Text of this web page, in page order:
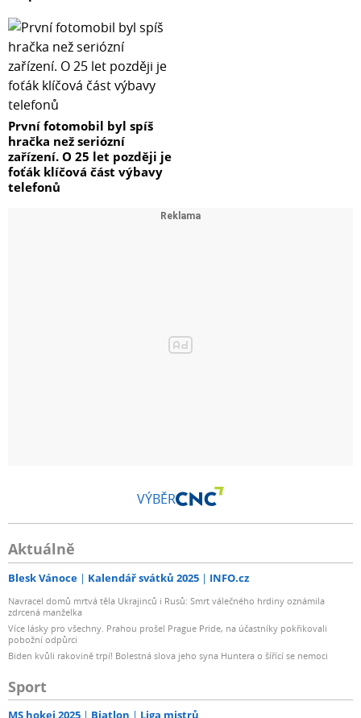
První fotomobil byl spíš
hračka než seriózní
zařízení. O 25 let později je
foťák klíčová část výbavy
telefonů
VÝBĚR
Aktuálně
Blesk Vánoce Kalendář svátků 2025 INFO.cz
Navracel domů mrtvá těla Ukrajinců i Rusů: Smrt válečného hrdiny oznámila
zdrcená manželka
Více lásky pro všechny. Prahou prošel Prague Pride, na účastníky pokřikovali
pobožní odpůrci
Biden kvůli rakovině trpí! Bolestná slova jeho syna Huntera o šířící se nemoci
Sport
MS hokej 2025 Biatlon Liga mistrů